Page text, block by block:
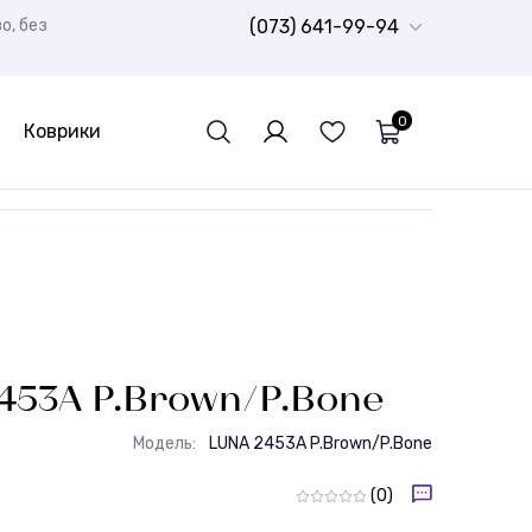
без
(073) 641-99-94
Дитячий ковролін
Ворсисті доріжки Шеггі
Шкури натуральні
Спортивний лінолеум
Гумова плитка
Коврики 0
P.Brown/P.Bone
Модель: LUNA 2453A P.Brown/P.Bone
(0)